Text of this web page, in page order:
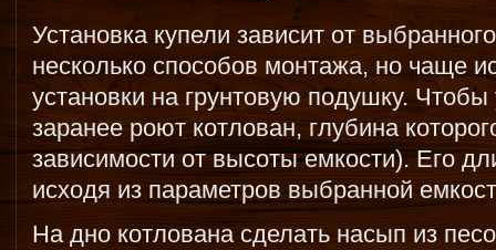
Установка купели зависит от
несколько способов монтажа, но чаще
установки на грунтовую подушку.
заранее роют котлован, глубина
зависимости от высоты емкости). Его
исходя из параметров выбранной
На дно котлована сделать насып из